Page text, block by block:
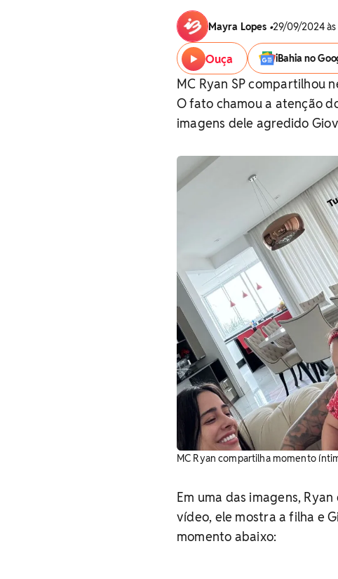
Mayra Lopes •29/09/2024 às
Ouça iBahia no
MC Ryan SP compartilhou
O fato chamou a atenção
imagens dele agredido
MC Ryan compartilha momento
Em uma das imagens,
vídeo, ele mostra a filha e
momento abaixo: